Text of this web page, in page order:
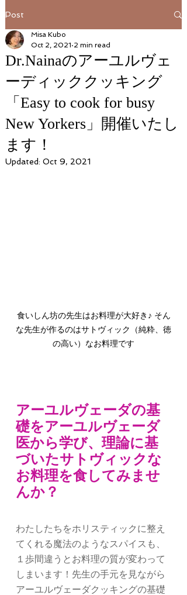
Post
Dr.Nainaのアーユルヴェ
ーディッククッキング
「Easy to cook for busy
New Yorkers」開催いたし
ます！
Misa Kubo
Oct 2, 2021 2 min read
Updated: Oct 9, 2021
食いしん坊の先生はお料理が大好き♪ そん
な先生が作るのはサトヴィック（純粋、徳
の高い）なお料理です
アーユルヴェーダの基
礎をアーユルヴェーダ
医から学び、理論に基
づいたサトヴィックな
お料理を食してみませ
んか？
わたしたちをホリスティックに整え
てくれる魔法のようなスパイスも、
１歩間違うとお料理の質が変わって
しまいます！先生の手元を見ながら
アーユルヴェーダクッキングの基礎